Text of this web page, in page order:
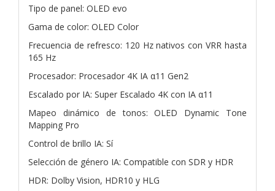
Tipo de panel: OLED evo
Gama de color: OLED Color
Frecuencia de refresco: 120 Hz nativos con VRR hasta
165 Hz
Procesador: Procesador 4K IA α11 Gen2
Escalado por IA: Super Escalado 4K con IA α11
Mapeo dinámico de tonos: OLED Dynamic Tone
Mapping Pro
Control de brillo IA: Sí
Selección de género IA: Compatible con SDR y HDR
HDR: Dolby Vision, HDR10 y HLG